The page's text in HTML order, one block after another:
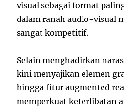
visual sebagai format
dalam ranah audio-visual
sangat kompetitif.
Selain menghadirkan
kini menyajikan elemen
hingga fitur augmented
memperkuat keterlibatan